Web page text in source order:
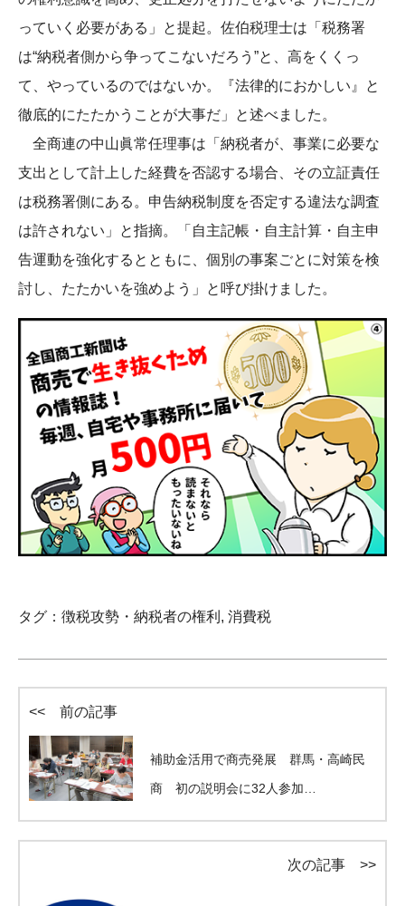
っていく必要がある」と提起。佐伯税理士は「税務署
は“納税者側から争ってこないだろう”と、高をくくっ
て、やっているのではないか。『法律的におかしい』と
徹底的にたたかうことが大事だ」と述べました。
全商連の中山眞常任理事は「納税者が、事業に必要な
支出として計上した経費を否認する場合、その立証責任
は税務署側にある。申告納税制度を否定する違法な調査
は許されない」と指摘。「自主記帳・自主計算・自主申
告運動を強化するとともに、個別の事案ごとに対策を検
討し、たたかいを強めよう」と呼び掛けました。
タグ： 徴税攻勢・納税者の権利 , 消費税
<< 前の記事
補助金活用で商売発展 群馬・高崎民
商 初の説明会に32人参加…
次の記事 >>